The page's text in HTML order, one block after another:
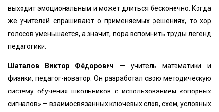
выходит эмоциональным и может длиться бесконечно. Когда
же учителей спрашивают о применяемых решениях, то хор
голосов уменьшается, а значит, пора вспомнить труды легенд
педагогики.
Шаталов Виктор Фёдорович — учитель математики и
физики, педагог-новатор. Он разработал свою методическую
систему обучения школьников с использованием «опорных
сигналов» — взаимосвязанных ключевых слов, схем, условных